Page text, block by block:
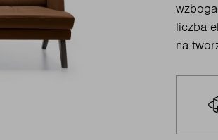
liczba
na